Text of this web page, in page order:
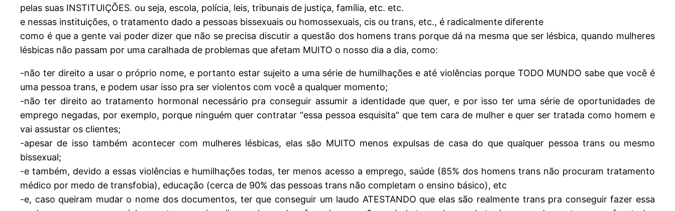
pelas suas INSTITUIÇÕES. ou seja, escola, polícia, leis, tribunais de justiça, família, etc. etc.
e nessas instituições, o tratamento dado a pessoas bissexuais ou homossexuais, cis ou trans, etc., é radicalmente diferente
como é que a gente vai poder dizer que não se precisa discutir a questão dos homens trans porque dá na mesma que ser lésbica, quando mulheres
lésbicas não passam por uma caralhada de problemas que afetam MUITO o nosso dia a dia, como:
-não ter direito a usar o próprio nome, e portanto estar sujeito a uma série de humilhações e até violências porque TODO MUNDO sabe que você é
uma pessoa trans, e podem usar isso pra ser violentos com você a qualquer momento;
-não ter direito ao tratamento hormonal necessário pra conseguir assumir a identidade que quer, e por isso ter uma série de oportunidades de
emprego negadas, por exemplo, porque ninguém quer contratar “essa pessoa esquisita” que tem cara de mulher e quer ser tratada como homem e
vai assustar os clientes;
-apesar de isso também acontecer com mulheres lésbicas, elas são MUITO menos expulsas de casa do que qualquer pessoa trans ou mesmo
bissexual;
-e também, devido a essas violências e humilhações todas, ter menos acesso a emprego, saúde (85% dos homens trans não procuram tratamento
médico por medo de transfobia), educação (cerca de 90% das pessoas trans não completam o ensino básico), etc
-e, caso queiram mudar o nome dos documentos, ter que conseguir um laudo ATESTANDO que elas são realmente trans pra conseguir fazer essa